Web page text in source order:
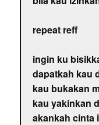
repeat reff
ingin ku
dapatkah kau
kau bukakan
kau yakinkan
akankah cinta